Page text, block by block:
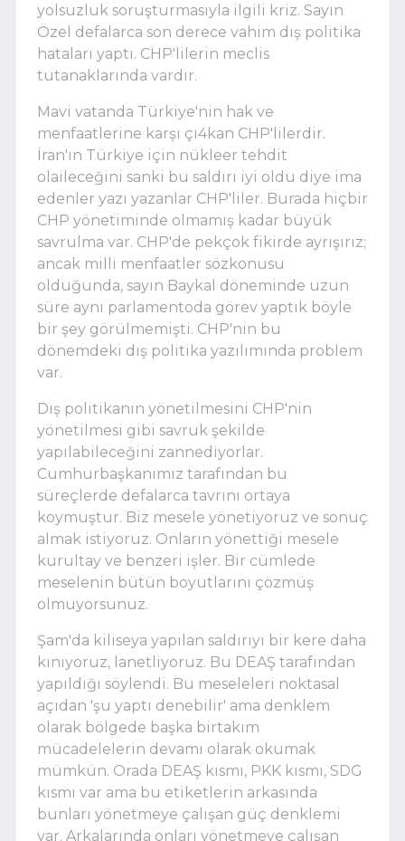
yolsuzluk soruşturmasıyla ilgili kriz. Sayın
Özel defalarca son derece vahim dış politika
hataları yaptı. CHP'lilerin meclis
tutanaklarında vardır.
Mavi vatanda Türkiye'nin hak ve
menfaatlerine karşı çı4kan CHP'lilerdir.
İran'ın Türkiye için nükleer tehdit
olaileceğini sanki bu saldırı iyi oldu diye ima
edenler yazı yazanlar CHP'liler. Burada hiçbir
CHP yönetiminde olmamış kadar büyük
savrulma var. CHP'de pekçok fikirde ayrışırız;
ancak milli menfaatler sözkonusu
olduğunda, sayın Baykal döneminde uzun
süre aynı parlamentoda görev yaptık böyle
bir şey görülmemişti. CHP'nin bu
dönemdeki dış politika yazılımında problem
var.
Dış politikanın yönetilmesini CHP'nin
yönetilmesi gibi savruk şekilde
yapılabileceğini zannediyorlar.
Cumhurbaşkanımız tarafından bu
süreçlerde defalarca tavrını ortaya
koymuştur. Biz mesele yönetiyoruz ve sonuç
almak istiyoruz. Onların yönettiği mesele
kurultay ve benzeri işler. Bir cümlede
meselenin bütün boyutlarını çözmüş
olmuyorsunuz.
Şam'da kiliseya yapılan saldırıyı bir kere daha
kınıyoruz, lanetliyoruz. Bu DEAŞ tarafından
yapıldığı söylendi. Bu meseleleri noktasal
açıdan 'şu yaptı denebilir' ama denklem
olarak bölgede başka birtakım
mücadelelerin devamı olarak okumak
mümkün. Orada DEAŞ kısmı, PKK kısmı, SDG
kısmı var ama bu etiketlerin arkasında
bunları yönetmeye çalışan güç denklemi
var. Arkalarında onları yönetmeye çalışan